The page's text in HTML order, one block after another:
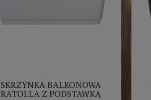
SKRZYNKA BALKONOWA
RATOLLA Z PODSTAWKĄ